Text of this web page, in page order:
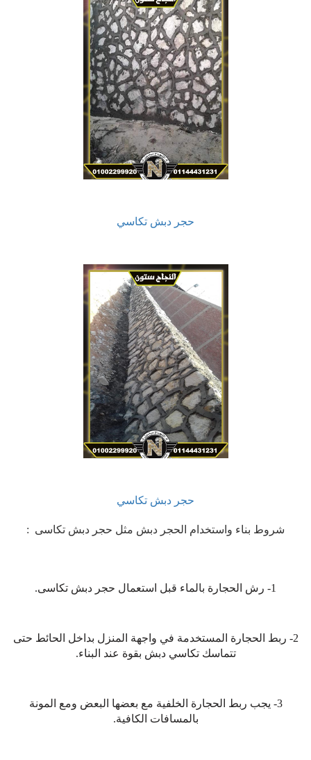
حجر دبش تكاسي
حجر دبش تكاسي
شروط بناء واستخدام الحجر دبش مثل حجر دبش تكاسى :
1- رش الحجارة بالماء قبل استعمال حجر دبش تكاسى.
2- ربط الحجارة المستخدمة في واجهة المنزل بداخل الحائط حتى
تتماسك تكاسي دبش بقوة عند البناء.
3- يجب ربط الحجارة الخلفية مع بعضها البعض ومع المونة
بالمسافات الكافية.